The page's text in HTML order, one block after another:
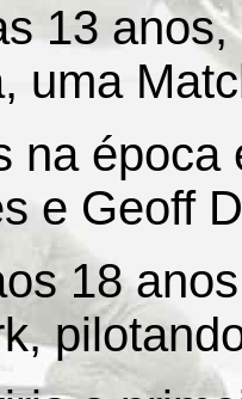
13
uma
na época
e Geoff
18